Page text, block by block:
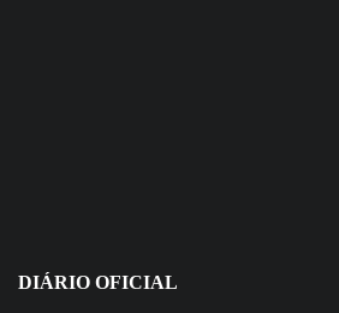
Seletivo
DIÁRIO OFICIAL